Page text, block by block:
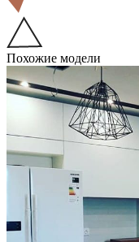
Похожие модели